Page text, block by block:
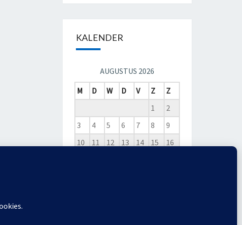
KALENDER
AUGUSTUS 2026
M
D W D V Z
Z
1
2
3
4 5 6 7 8
9
10
11 12 13 14 15
16